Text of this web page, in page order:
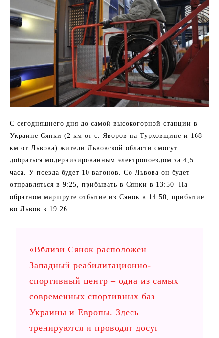
С сегодняшнего дня до самой высокогорной станции в
Украине Сянки (2 км от с. Яворов на Турковщине и 168
км от Львова) жители Львовской области смогут
добраться модернизированным электропоездом за 4,5
часа. У поезда будет 10 вагонов. Со Львова он будет
отправляться в 9:25, прибывать в Сянки в 13:50. На
обратном маршруте отбытие из Сянок в 14:50, прибытие
во Львов в 19:26.
«Вблизи Сянок расположен
Западный реабилитационно-
спортивный центр – одна из самых
современных спортивных баз
Украины и Европы. Здесь
тренируются и проводят досуг